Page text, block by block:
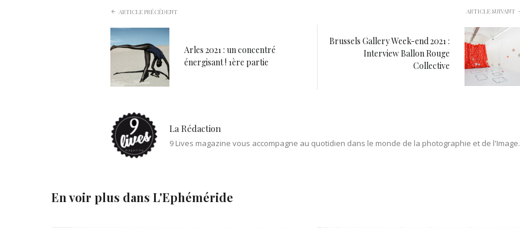
ARTICLE PRÉCÉDENT
Arles 2021 : un concentré
énergisant ! 1ère partie
ARTICLE SUIVANT
Brussels Gallery Week-end 2021 :
Interview Ballon Rouge
Collective
La Rédaction
9 Lives magazine vous accompagne au quotidien dans le monde de la photographie et de l'Image.
En voir plus dans L'Ephéméride